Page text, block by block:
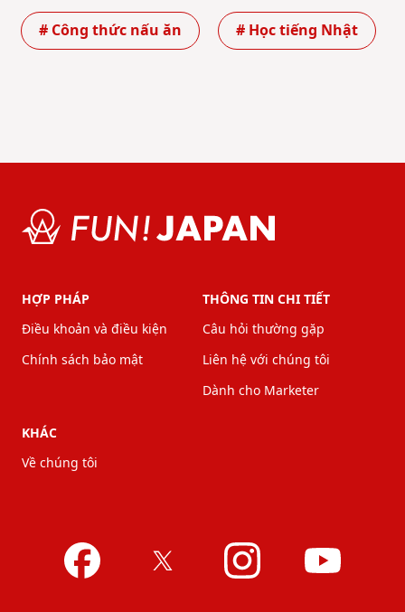
# Công thức nấu ăn # Học tiếng Nhật
HỢP PHÁP
Điều khoản và điều kiện
Chính sách bảo mật
THÔNG TIN CHI TIẾT
Câu hỏi thường gặp
Liên hệ với chúng tôi
Dành cho Marketer
KHÁC
Về chúng tôi